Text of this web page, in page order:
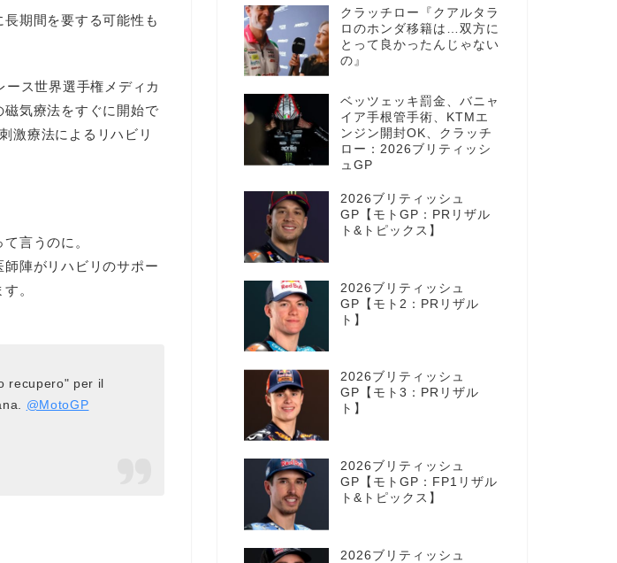
期間を要する可能性も
ス世界選手権メディカ
気療法をすぐに開始で
激療法によるリハビリ
言うのに。
陣がリハビリのサポー
。
recupero" per il
@MotoGP
クラッチロー『クアルタラ
ロのホンダ移籍は…双方に
とって良かったんじゃない
の』
ベッツェッキ罰金、バニャ
イア手根管手術、KTMエ
ンジン開封OK、クラッチ
ロー：2026ブリティッシ
ュGP
2026ブリティッシュ
GP【モトGP：PRリザル
ト&トピックス】
2026ブリティッシュ
GP【モト2：PRリザル
ト】
2026ブリティッシュ
GP【モト3：PRリザル
ト】
2026ブリティッシュ
GP【モトGP：FP1リザル
ト&トピックス】
2026ブリティッシュ